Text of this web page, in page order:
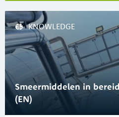
KNOWLEDGE
Smeermiddelen in
(EN)